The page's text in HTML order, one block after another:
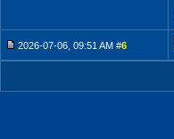
2026-07-06, 09:51 AM #6